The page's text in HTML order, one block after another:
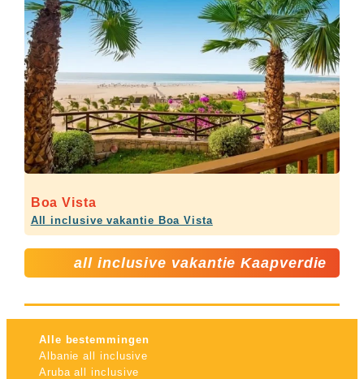
Boa Vista
All inclusive vakantie Boa Vista
all inclusive vakantie Kaapverdie
Alle bestemmingen
Albanie all inclusive
Aruba all inclusive